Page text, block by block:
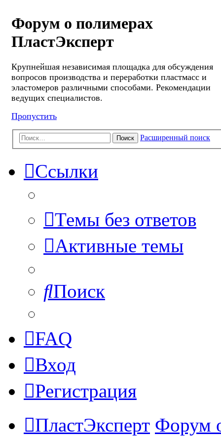
Форум о полимерах
ПластЭксперт
Крупнейшая независимая площадка для обсуждения
вопросов производства и переработки пластмасс и
эластомеров различными способами. Рекомендации
ведущих специалистов.
Пропустить
Поиск Расширенный поиск
Ссылки
Темы без ответов
Активные темы
Поиск
FAQ
Вход
Регистрация
ПластЭксперт Форум